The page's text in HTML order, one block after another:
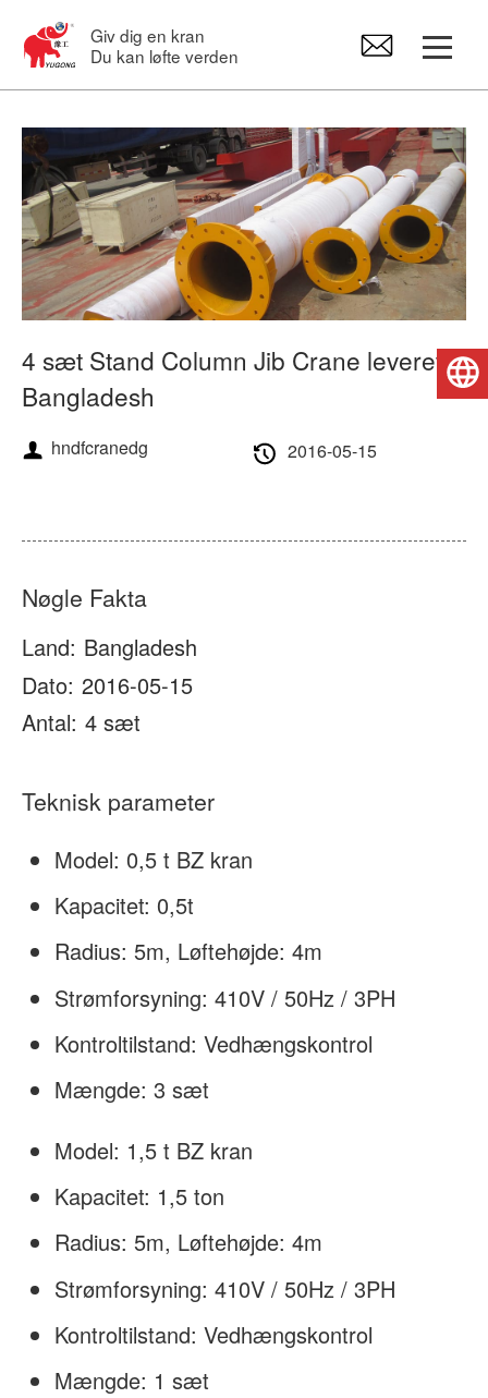
Giv dig en kran
Du kan løfte verden
Portalkraner
Overheadkran
Svingkraner
Elektrisk hejseværk
Kran Reservedele
Kontakt os
4 sæt Stand Column Jib Crane leveret til
Bangladesh
hndfcranedg 2016-05-15
Nøgle Fakta
Land: Bangladesh
Dato: 2016-05-15
Antal: 4 sæt
Teknisk parameter
Model: 0,5 t BZ kran
Kapacitet: 0,5t
Radius: 5m, Løftehøjde: 4m
Strømforsyning: 410V / 50Hz / 3PH
Kontroltilstand: Vedhængskontrol
Mængde: 3 sæt
Model: 1,5 t BZ kran
Kapacitet: 1,5 ton
Radius: 5m, Løftehøjde: 4m
Strømforsyning: 410V / 50Hz / 3PH
Kontroltilstand: Vedhængskontrol
Mængde: 1 sæt
Dansk